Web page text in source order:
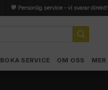
💬 Personlig service - vi svarar direkt!
BOKA SERVICE OM OSS MER